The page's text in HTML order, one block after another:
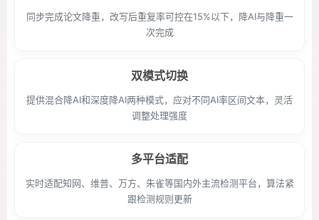
同步完成论文降重，改写后重复率可控在15%以下，降AI与降重一
次完成
双模式切换
提供混合降AI和深度降AI两种模式，应对不同AI率区间文本，灵活
调整处理强度
多平台适配
实时适配知网、维普、万方、朱雀等国内外主流检测平台，算法紧
跟检测规则更新